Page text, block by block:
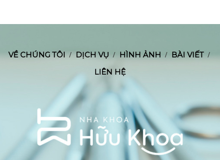
VỀ CHÚNG TÔI DỊCH VỤ HÌNH ẢNH
BÀI VIẾT
LIÊN HỆ